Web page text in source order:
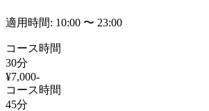
適用時間: 10:00 〜 23:00
コース時間
30分
¥7,000-
コース時間
45分